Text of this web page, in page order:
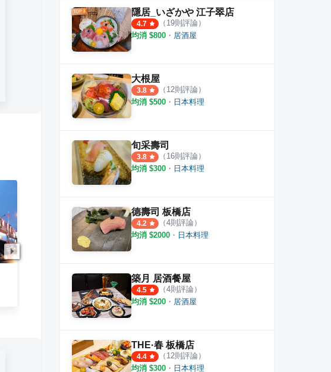
順億鮪魚專賣店-板橋店
29則評論
THE·春 板橋店
4.4
隱居_いざかや 江子翠店
4.7 （ 19則評論）
均消 $800 ・ 居酒屋
大根屋
3.8 （ 12則評論）
均消 $500 ・ 日本料理
旬采壽司
3.8 （ 16則評論）
均消 $300 ・ 日本料理
德壽司 板橋店
4.2 （4則評論）
均消 $2000 ・ 日本料理
築月 居酒餐屋
4.5 （4則評論）
均消 $200 ・ 居酒屋
THE·春 板橋店
4.4 （ 12則評論）
均消 $300 ・ 日本料理